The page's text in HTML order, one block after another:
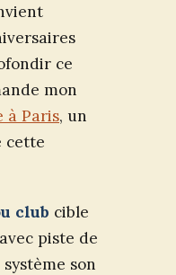
ce
mon
à Paris, un
cette
club cible
piste de
son